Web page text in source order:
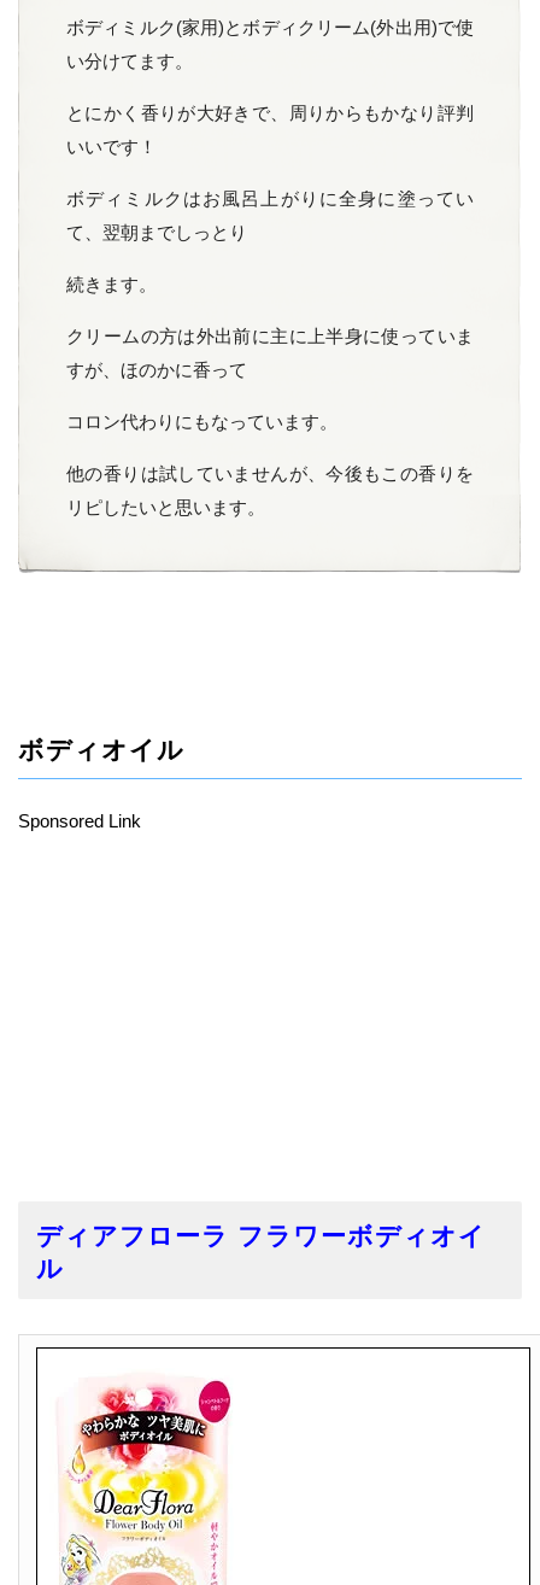
ボディミルク(家用)とボディクリーム(外出用)で使
い分けてます。
とにかく香りが大好きで、周りからもかなり評判
いいです！
ボディミルクはお風呂上がりに全身に塗ってい
て、翌朝までしっとり
続きます。
クリームの方は外出前に主に上半身に使っていま
すが、ほのかに香って
コロン代わりにもなっています。
他の香りは試していませんが、今後もこの香りを
リピしたいと思います。
ボディオイル
Sponsored Link
ディアフローラ フラワーボディオイ
ル